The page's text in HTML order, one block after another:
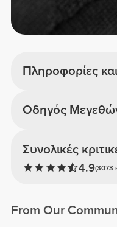
Πληροφορίες
Συνολικές
4.9(3073
Οδηγός
From Our